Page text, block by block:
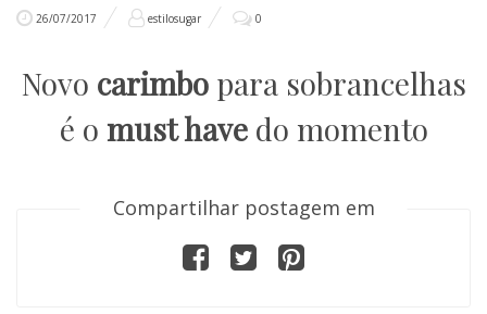
26/07/2017 estilosugar 0
Novo carimbopara sobrancelhas
é o must havedo momento
Compartilhar postagem em